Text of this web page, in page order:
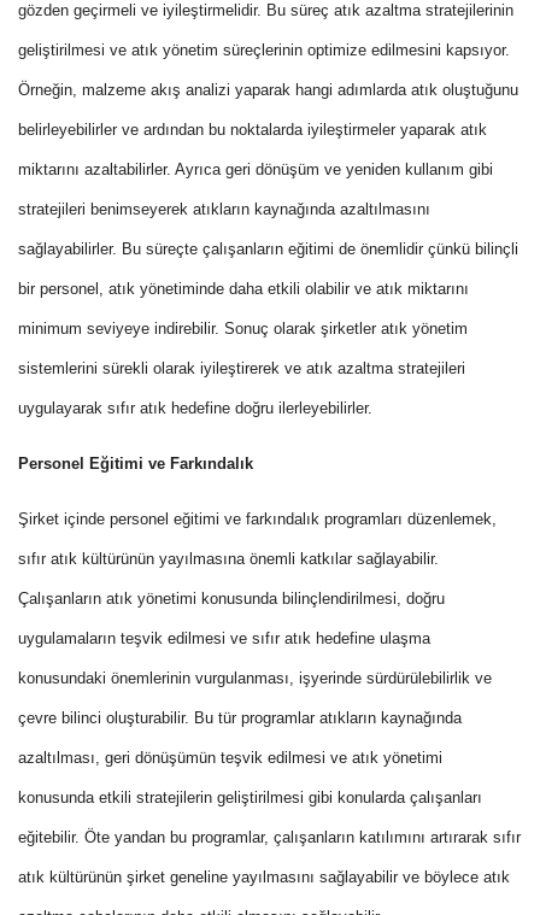
gözden geçirmeli ve iyileştirmelidir. Bu süreç atık azaltma stratejilerinin
geliştirilmesi ve atık yönetim süreçlerinin optimize edilmesini kapsıyor.
Örneğin, malzeme akış analizi yaparak hangi adımlarda atık oluştuğunu
belirleyebilirler ve ardından bu noktalarda iyileştirmeler yaparak atık
miktarını azaltabilirler. Ayrıca geri dönüşüm ve yeniden kullanım gibi
stratejileri benimseyerek atıkların kaynağında azaltılmasını
sağlayabilirler. Bu süreçte çalışanların eğitimi de önemlidir çünkü bilinçli
bir personel, atık yönetiminde daha etkili olabilir ve atık miktarını
minimum seviyeye indirebilir. Sonuç olarak şirketler atık yönetim
sistemlerini sürekli olarak iyileştirerek ve atık azaltma stratejileri
uygulayarak sıfır atık hedefine doğru ilerleyebilirler.
Personel Eğitimi ve Farkındalık
Şirket içinde personel eğitimi ve farkındalık programları düzenlemek,
sıfır atık kültürünün yayılmasına önemli katkılar sağlayabilir.
Çalışanların atık yönetimi konusunda bilinçlendirilmesi, doğru
uygulamaların teşvik edilmesi ve sıfır atık hedefine ulaşma
konusundaki önemlerinin vurgulanması, işyerinde sürdürülebilirlik ve
çevre bilinci oluşturabilir. Bu tür programlar atıkların kaynağında
azaltılması, geri dönüşümün teşvik edilmesi ve atık yönetimi
konusunda etkili stratejilerin geliştirilmesi gibi konularda çalışanları
eğitebilir. Öte yandan bu programlar, çalışanların katılımını artırarak sıfır
atık kültürünün şirket geneline yayılmasını sağlayabilir ve böylece atık